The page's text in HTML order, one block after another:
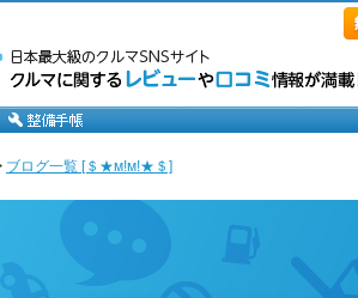
ブログ一覧 [＄★м!м!★＄]